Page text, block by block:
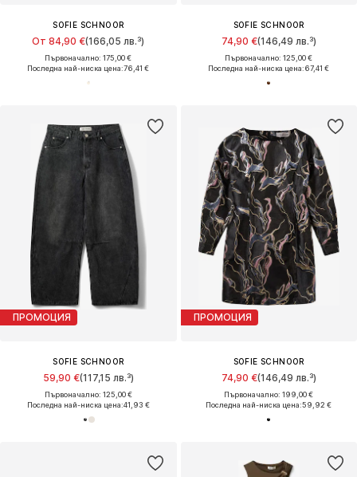
SOFIE SCHNOOR
От 84,90 €(166,05 лв.³)
Първоначално: 175,00 €
Последна най-ниска цена:76,41 €
SOFIE SCHNOOR
74,90 €(146,49 лв.³)
Първоначално: 125,00 €
Последна най-ниска цена:67,41 €
ПРОМОЦИЯ
SOFIE SCHNOOR
59,90 €(117,15 лв.³)
Първоначално: 125,00 €
Последна най-ниска цена:41,93 €
ПРОМОЦИЯ
SOFIE SCHNOOR
74,90 €(146,49 лв.³)
Първоначално: 199,00 €
Последна най-ниска цена:59,92 €